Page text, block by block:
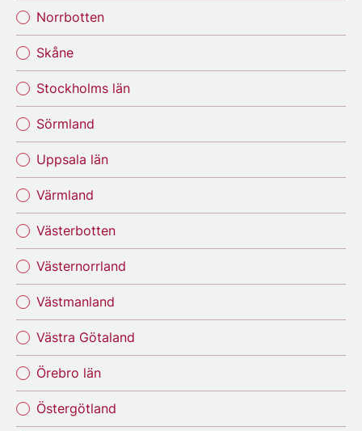
Norrbotten
Skåne
Stockholms län
Sörmland
Uppsala län
Värmland
Västerbotten
Västernorrland
Västmanland
Västra Götaland
Örebro län
Östergötland